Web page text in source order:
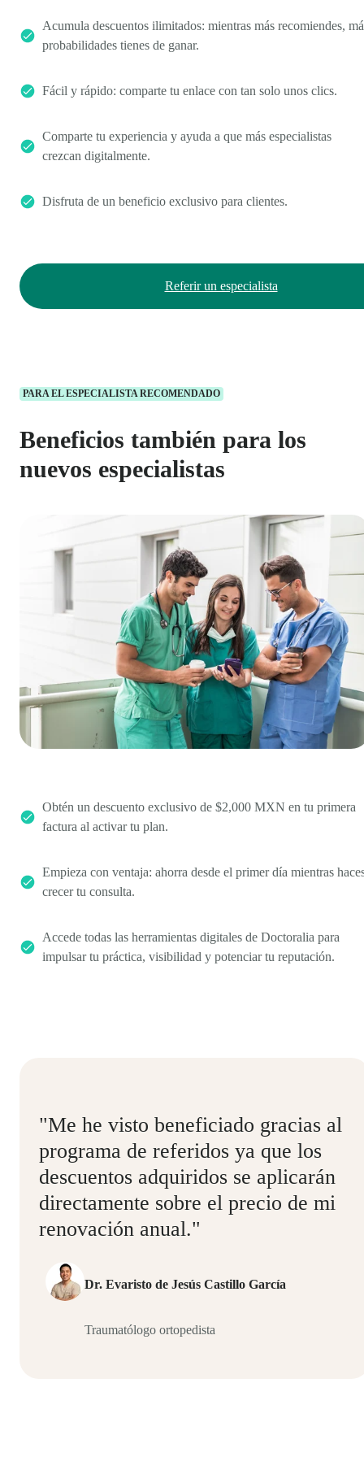
Acumula descuentos ilimitados: mientras más recomiendes,
probabilidades tienes de ganar.
Fácil y rápido: comparte tu enlace con tan solo unos clics.
Comparte tu experiencia y ayuda a que más especialistas
crezcan digitalmente.
Disfruta de un beneficio exclusivo para clientes.
Referir un especialista
PARA EL ESPECIALISTA RECOMENDADO
Beneficios también para los
nuevos especialistas
Obtén un descuento exclusivo de $2,000 MXN en tu primera
factura al activar tu plan.
Empieza con ventaja: ahorra desde el primer día mientras
crecer tu consulta.
Accede todas las herramientas digitales de Doctoralia para
impulsar tu práctica, visibilidad y potenciar tu reputación.
"Me he visto beneficiado gracias al
programa de referidos ya que los
descuentos adquiridos se aplicarán
directamente sobre el precio de mi
renovación anual."
Dr. Evaristo de Jesús Castillo García
Traumatólogo ortopedista